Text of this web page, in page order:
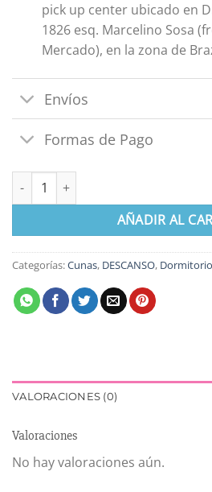
pick up center ubicado en
1826 esq. Marcelino Sosa
Mercado), en la zona de
Envíos
Formas de Pago
Cuna con Cajonera cantidad
AÑADIR AL
Categorías:Cunas, DESCANSO, Dormitorio
VALORACIONES (0)
Valoraciones
No hay valoraciones aún.